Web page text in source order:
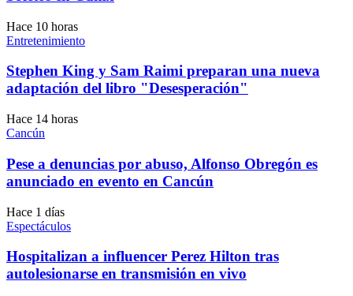
Hace 10 horas
Entretenimiento
Stephen King y Sam Raimi preparan una nueva
adaptación del libro "Desesperación"
Hace 14 horas
Cancún
Pese a denuncias por abuso, Alfonso Obregón es
anunciado en evento en Cancún
Hace 1 días
Espectáculos
Hospitalizan a influencer Perez Hilton tras
autolesionarse en transmisión en vivo